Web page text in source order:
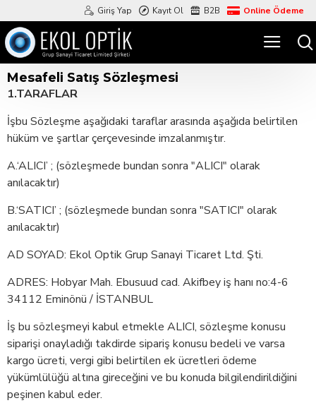
Giriş Yap Kayıt Ol B2B Online Ödeme
Mesafeli Satış Sözleşmesi
1.TARAFLAR
İşbu Sözleşme aşağıdaki taraflar arasında aşağıda belirtilen
hüküm ve şartlar çerçevesinde imzalanmıştır.
A.‘ALICI’ ; (sözleşmede bundan sonra "ALICI" olarak
anılacaktır)
B.‘SATICI’ ; (sözleşmede bundan sonra "SATICI" olarak
anılacaktır)
AD SOYAD: Ekol Optik Grup Sanayi Ticaret Ltd. Şti.
ADRES: Hobyar Mah. Ebusuud cad. Akifbey iş hanı no:4-6
34112 Eminönü / İSTANBUL
İş bu sözleşmeyi kabul etmekle ALICI, sözleşme konusu
siparişi onayladığı takdirde sipariş konusu bedeli ve varsa
kargo ücreti, vergi gibi belirtilen ek ücretleri ödeme
yükümlülüğü altına gireceğini ve bu konuda bilgilendirildiğini
peşinen kabul eder.